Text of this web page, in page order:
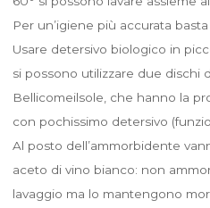
Per un’igiene più accurata
Usare detersivo biologico in
si possono utilizzare due dischi
Bellicomeilsole, che hanno la
con pochissimo detersivo
Al posto dell’ammorbidente
aceto di vino bianco: non
lavaggio ma lo mantengono